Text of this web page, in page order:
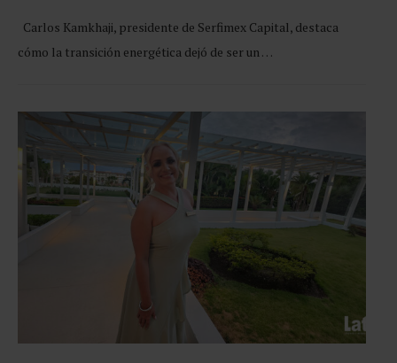
Carlos Kamkhaji, presidente de Serfimex Capital, destaca
cómo la transición energética dejó de ser un …